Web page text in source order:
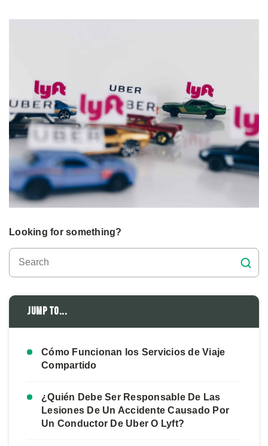
Looking for something?
Jump to...
Cómo Funcionan los Servicios de Viaje
Compartido
¿Quién Debe Ser Responsable De Las
Lesiones De Un Accidente Causado Por
Un Conductor De Uber O Lyft?